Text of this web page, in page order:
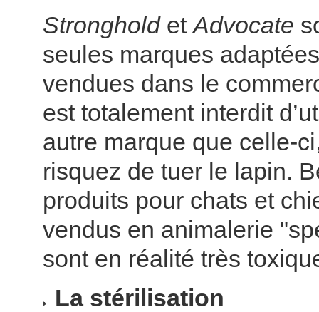
StrongholdetAdvocate
seules marques
vendues dans le
est totalement interdit
autre marque que celle-
risquez de tuer le lapin.
produits pour chats et
vendus en animalerie
sont en réalité très
La stérilisation